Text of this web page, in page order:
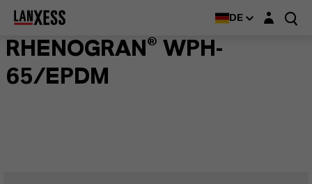
DE Login-Maske
RHENOGRAN® WPH-
65/EPDM